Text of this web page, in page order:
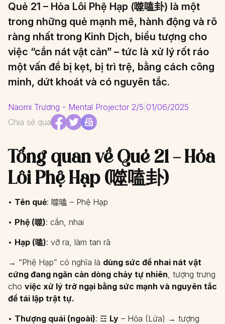
Quẻ 21 – Hỏa Lôi Phệ Hạp (噬嗑卦) là một
trong những quẻ mạnh mẽ, hành động và rõ
ràng nhất trong Kinh Dịch, biểu tượng cho
việc “cắn nát vật cản” – tức là xử lý rốt ráo
một vấn đề bị kẹt, bị trì trệ, bằng cách công
minh, dứt khoát và có nguyên tắc.
Naomi Trương - Mental Projector 2/5 01/06/2025
Chia sẻ qua
Tổng quan về Quẻ 21 – Hỏa
Lôi Phệ Hạp (噬嗑卦)
• Tên quẻ: 噬嗑 – Phệ Hạp
• Phệ (噬): cắn, nhai
• Hạp (嗑): vỡ ra, làm tan rã
→ “Phệ Hạp” có nghĩa là dùng sức để nhai nát vật
cứng đang ngăn cản dòng chảy tự nhiên, tượng trưng
cho việc xử lý trở ngại bằng sức mạnh và nguyên tắc
để tái lập trật tự.
• Thượng quái (ngoài): ☲ Ly – Hỏa (Lửa) → tượng